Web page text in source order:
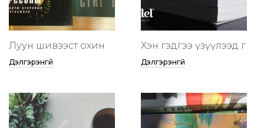
Луун шивээст охин
Дэлгэрэнгүй
Хэн гэдгээ үзүүлээд өг
Дэлгэрэнгүй